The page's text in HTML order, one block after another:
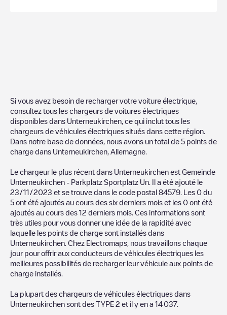
Si vous avez besoin de recharger votre voiture électrique,
consultez tous les chargeurs de voitures électriques
disponibles dans Unterneukirchen , ce qui inclut tous les
chargeurs de véhicules électriques situés dans cette région.
Dans notre base de données, nous avons un total de 5 points de
charge dans Unterneukirchen Allemagne
Le chargeur le plus récent dans Unterneukirchen est Gemeinde
Unterneukirchen - Parkplatz Sportplatz Un . Il a été ajouté le
23/11/2023 et se trouve dans le code postal 84579 . Les 0 du
5 ont été ajoutés au cours des six derniers mois et les 0 ont été
ajoutés au cours des 12 derniers mois. Ces informations sont
très utiles pour vous donner une idée de la rapidité avec
laquelle les points de charge sont installés dans
Unterneukirchen . Chez Electromaps, nous travaillons chaque
jour pour offrir aux conducteurs de véhicules électriques les
meilleures possibilités de recharger leur véhicule aux points de
charge installés.
La plupart des chargeurs de véhicules électriques dans
Unterneukirchen sont des TYPE 2 et il y en a 14 037.